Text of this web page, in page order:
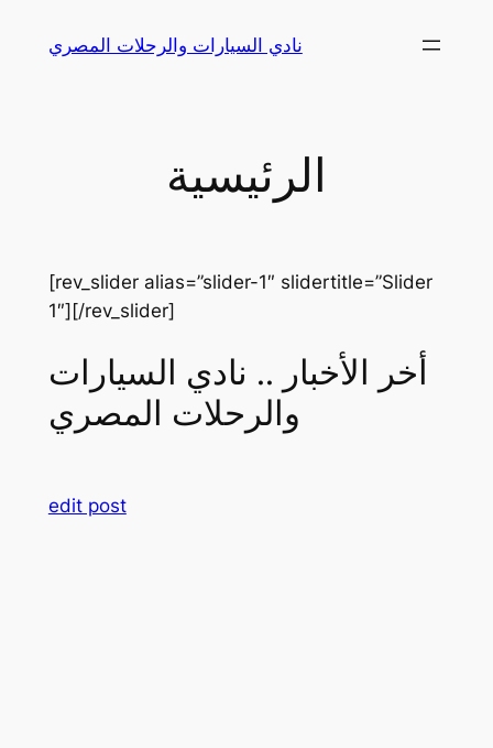
نادي السيارات والرحلات المصري
الرئيسية
[rev_slider alias=”slider-1″ slidertitle=”Slider
1″][/rev_slider]
أخر الأخبار .. نادي السيارات
والرحلات المصري
edit post